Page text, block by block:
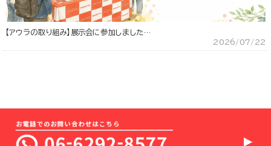
【アウラの取り組み】展示会に参加しました…
2026/07/22